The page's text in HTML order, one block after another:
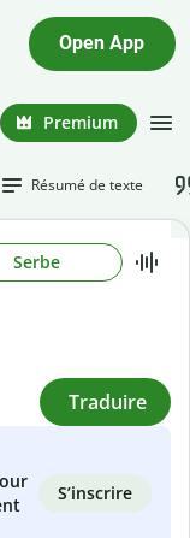
Open App
Premium
Résumé de texte
Serbe
Traduire
S’inscrire